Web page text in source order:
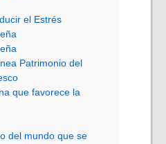
el Estrés
Patrimonio del
que favorece la
del mundo que se